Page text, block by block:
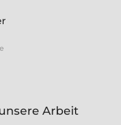
Arbeit